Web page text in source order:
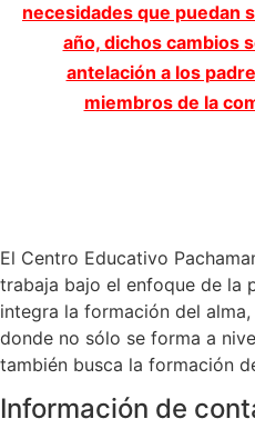
necesidades que puedan
año, dichos cambios
antelación a los
miembros de la
El Centro Educativo
trabaja bajo el enfoque de la
integra la formación del
donde no sólo se forma a
también busca la formación
Información de